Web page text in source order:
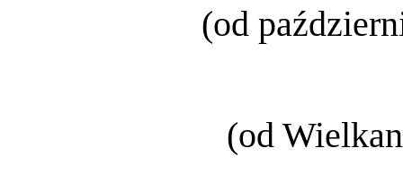
(od
(od